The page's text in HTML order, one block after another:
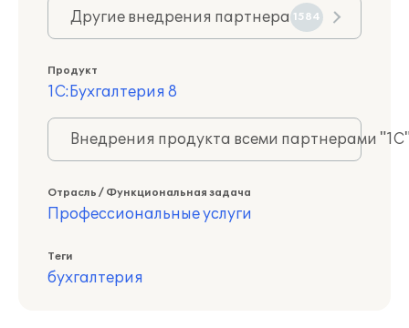
Другие внедрения партнера 1584
Продукт
1С:Бухгалтерия 8
Внедрения продукта всеми партнерами
Отрасль / Функциональная задача
Профессиональные услуги
Теги
бухгалтерия